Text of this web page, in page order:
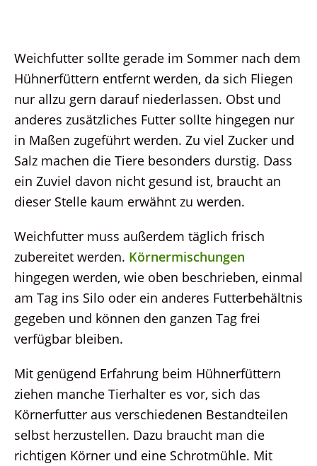
Weichfutter sollte gerade im Sommer nach dem
Hühnerfüttern entfernt werden, da sich Fliegen
nur allzu gern darauf niederlassen. Obst und
anderes zusätzliches Futter sollte hingegen nur
in Maßen zugeführt werden. Zu viel Zucker und
Salz machen die Tiere besonders durstig. Dass
ein Zuviel davon nicht gesund ist, braucht an
dieser Stelle kaum erwähnt zu werden.
Weichfutter muss außerdem täglich frisch
zubereitet werden. Körnermischungen
hingegen werden, wie oben beschrieben, einmal
am Tag ins Silo oder ein anderes Futterbehältnis
gegeben und können den ganzen Tag frei
verfügbar bleiben.
Mit genügend Erfahrung beim Hühnerfüttern
ziehen manche Tierhalter es vor, sich das
Körnerfutter aus verschiedenen Bestandteilen
selbst herzustellen. Dazu braucht man die
richtigen Körner und eine Schrotmühle. Mit